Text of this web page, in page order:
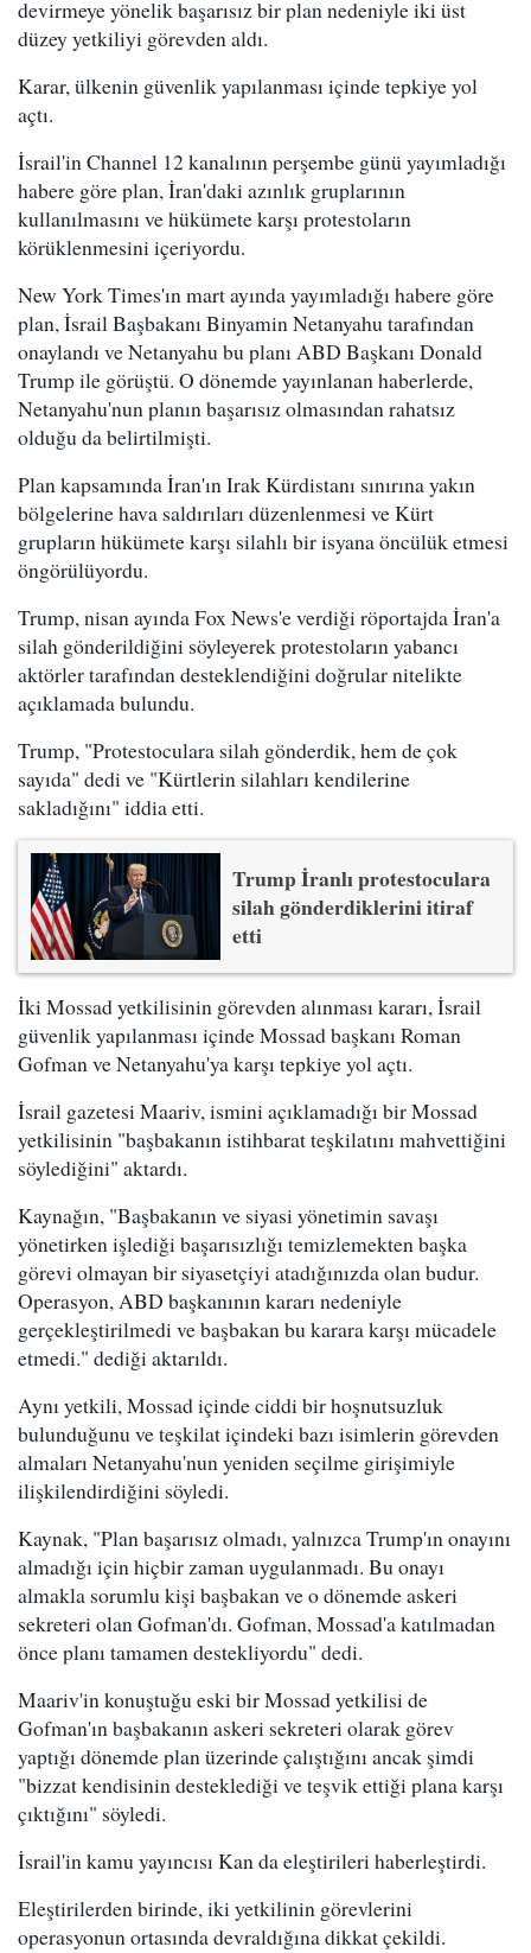
devirmeye yönelik başarısız bir plan nedeniyle iki üst
düzey yetkiliyi görevden aldı.
Karar, ülkenin güvenlik yapılanması içinde tepkiye yol
açtı.
İsrail'in Channel 12 kanalının perşembe günü yayımladığı
habere göre plan, İran'daki azınlık gruplarının
kullanılmasını ve hükümete karşı protestoların
körüklenmesini içeriyordu.
New York Times'ın mart ayında yayımladığı habere göre
plan, İsrail Başbakanı Binyamin Netanyahu tarafından
onaylandı ve Netanyahu bu planı ABD Başkanı Donald
Trump ile görüştü. O dönemde yayınlanan haberlerde,
Netanyahu'nun planın başarısız olmasından rahatsız
olduğu da belirtilmişti.
Plan kapsamında İran'ın Irak Kürdistanı sınırına yakın
bölgelerine hava saldırıları düzenlenmesi ve Kürt
grupların hükümete karşı silahlı bir isyana öncülük etmesi
öngörülüyordu.
Trump, nisan ayında Fox News'e verdiği röportajda İran'a
silah gönderildiğini söyleyerek protestoların yabancı
aktörler tarafından desteklendiğini doğrular nitelikte
açıklamada bulundu.
Trump, "Protestoculara silah gönderdik, hem de çok
sayıda" dedi ve "Kürtlerin silahları kendilerine
sakladığını" iddia etti.
Trump İranlı protestoculara
silah gönderdiklerini itiraf
etti
İki Mossad yetkilisinin görevden alınması kararı, İsrail
güvenlik yapılanması içinde Mossad başkanı Roman
Gofman ve Netanyahu'ya karşı tepkiye yol açtı.
İsrail gazetesi Maariv, ismini açıklamadığı bir Mossad
yetkilisinin "başbakanın istihbarat teşkilatını mahvettiğini
söylediğini" aktardı.
Kaynağın, "Başbakanın ve siyasi yönetimin savaşı
yönetirken işlediği başarısızlığı temizlemekten başka
görevi olmayan bir siyasetçiyi atadığınızda olan budur.
Operasyon, ABD başkanının kararı nedeniyle
gerçekleştirilmedi ve başbakan bu karara karşı mücadele
etmedi." dediği aktarıldı.
Aynı yetkili, Mossad içinde ciddi bir hoşnutsuzluk
bulunduğunu ve teşkilat içindeki bazı isimlerin görevden
almaları Netanyahu'nun yeniden seçilme girişimiyle
ilişkilendirdiğini söyledi.
Kaynak, "Plan başarısız olmadı, yalnızca Trump'ın onayını
almadığı için hiçbir zaman uygulanmadı. Bu onayı
almakla sorumlu kişi başbakan ve o dönemde askeri
sekreteri olan Gofman'dı. Gofman, Mossad'a katılmadan
önce planı tamamen destekliyordu" dedi.
Maariv'in konuştuğu eski bir Mossad yetkilisi de
Gofman'ın başbakanın askeri sekreteri olarak görev
yaptığı dönemde plan üzerinde çalıştığını ancak şimdi
"bizzat kendisinin desteklediği ve teşvik ettiği plana karşı
çıktığını" söyledi.
İsrail'in kamu yayıncısı Kan da eleştirileri haberleştirdi.
Eleştirilerden birinde, iki yetkilinin görevlerini
operasyonun ortasında devraldığına dikkat çekildi.